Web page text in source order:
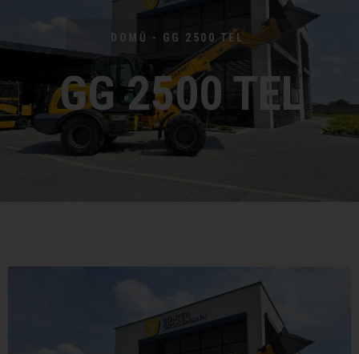
DOMŮ - GG 2500 TEL
GG 2500 TEL